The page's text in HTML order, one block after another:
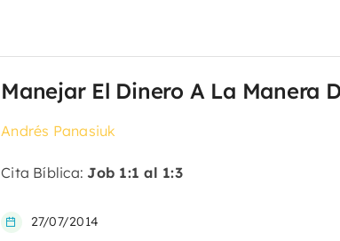
Manejar El Dinero A La Manera
Andrés Panasiuk
Cita Bíblica: Job 1:1 al 1:3
27/07/2014